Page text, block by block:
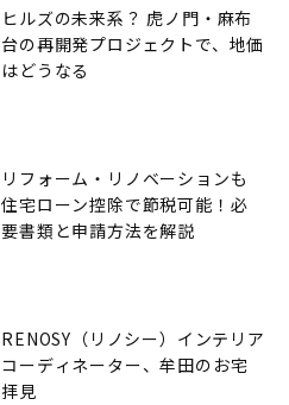
ヒルズの未来系？ 虎ノ門・麻布
台の再開発プロジェクトで、地価
はどうなる
リフォーム・リノベーションも
住宅ローン控除で節税可能！必
要書類と申請方法を解説
RENOSY（リノシー）インテリア
コーディネーター、牟田のお宅
拝見